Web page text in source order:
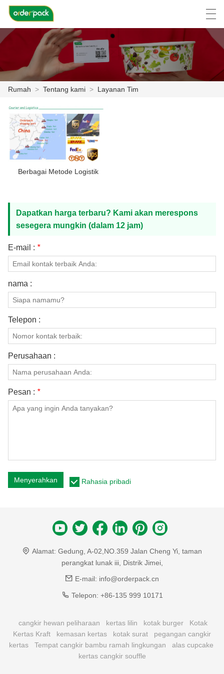
PRODUK
TENTANG KAMI
PABRIK ACARA
HUBUNGI KAMI
Deutsch
Rumah > Tentang kami > Layanan Tim
Berbagai Metode Logistik
Dapatkan harga terbaru? Kami akan merespons
sesegera mungkin (dalam 12 jam)
E-mail : *
nama :
Telepon :
Perusahaan :
Pesan : *
Menyerahkan Rahasia pribadi
Alamat: Gedung, A-02,NO.359 Jalan Cheng Yi, taman
perangkat lunak iii, Distrik Jimei,
E-mail: info@orderpack.cn
Telepon: +86-135 999 10171
cangkir hewan peliharaan kertas lilin kotak burger
Kotak
Kertas Kraft
kemasan kertas kotak surat
pegangan cangkir
kertas
Tempat cangkir bambu ramah lingkungan
alas cupcake
kertas cangkir souffle